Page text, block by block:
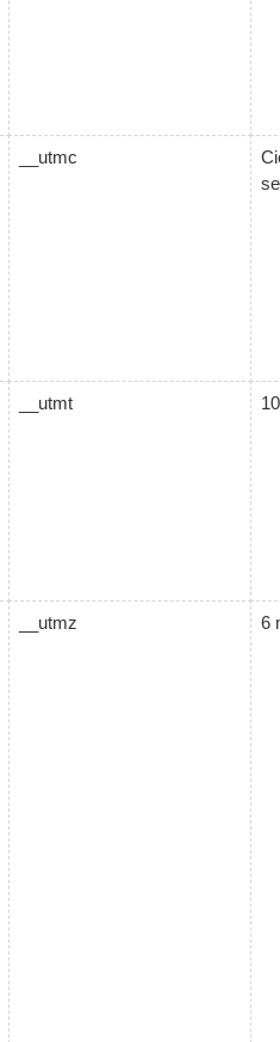
__utmc
__utmt
__utmz 6